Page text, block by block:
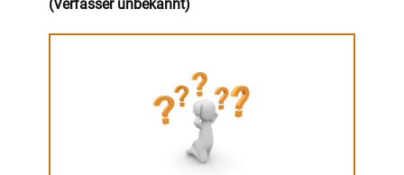
(Verfasser unbekannt)